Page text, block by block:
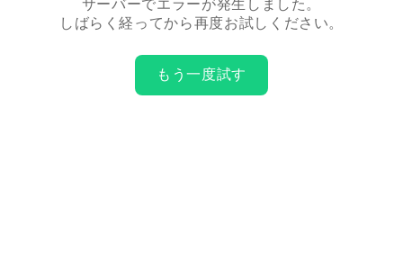
サーバーでエラーが発生しました。
しばらく経ってから再度お試しください。
もう一度試す